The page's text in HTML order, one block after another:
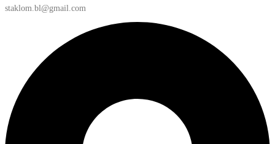
staklom.bl@gmail.com